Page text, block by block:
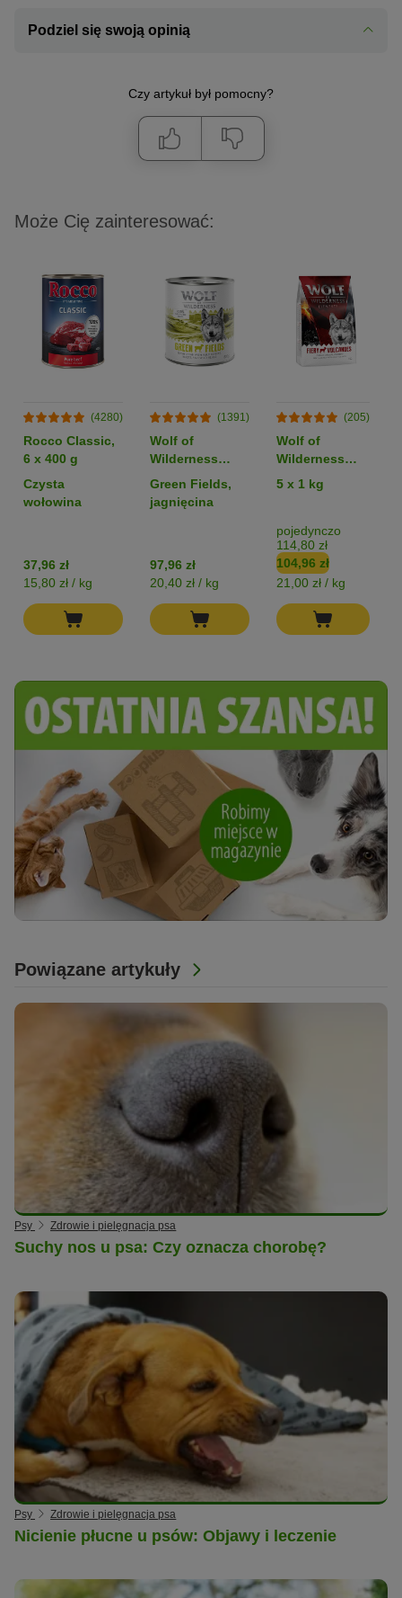
Podziel się swoją opinią
Czy artykuł był pomocny?
Powiązane artykuły
Psy Zdrowie i pielęgnacja psa
Suchy nos u psa: Czy oznacza chorobę?
Psy Zdrowie i pielęgnacja psa
Nicienie płucne u psów: Objawy i leczenie
Może Cię zainteresować:
(4280)
Rocco Classic,
6 x 400 g
Czysta
wołowina
37,96 zł
15,80 zł / kg
(1391)
Wolf of
Wilderness
Monoprotein
Adult, 6 x 800 g
Green Fields,
jagnięcina
97,96 zł
20,40 zł / kg
(205)
Wolf of
Wilderness
Monoprotein
Sensitive
Volcanoes”,
jagnięcina -
bez zbóż
5 x 1 kg
pojedynczo
114,80 zł
104,96 zł
21,00 zł / kg